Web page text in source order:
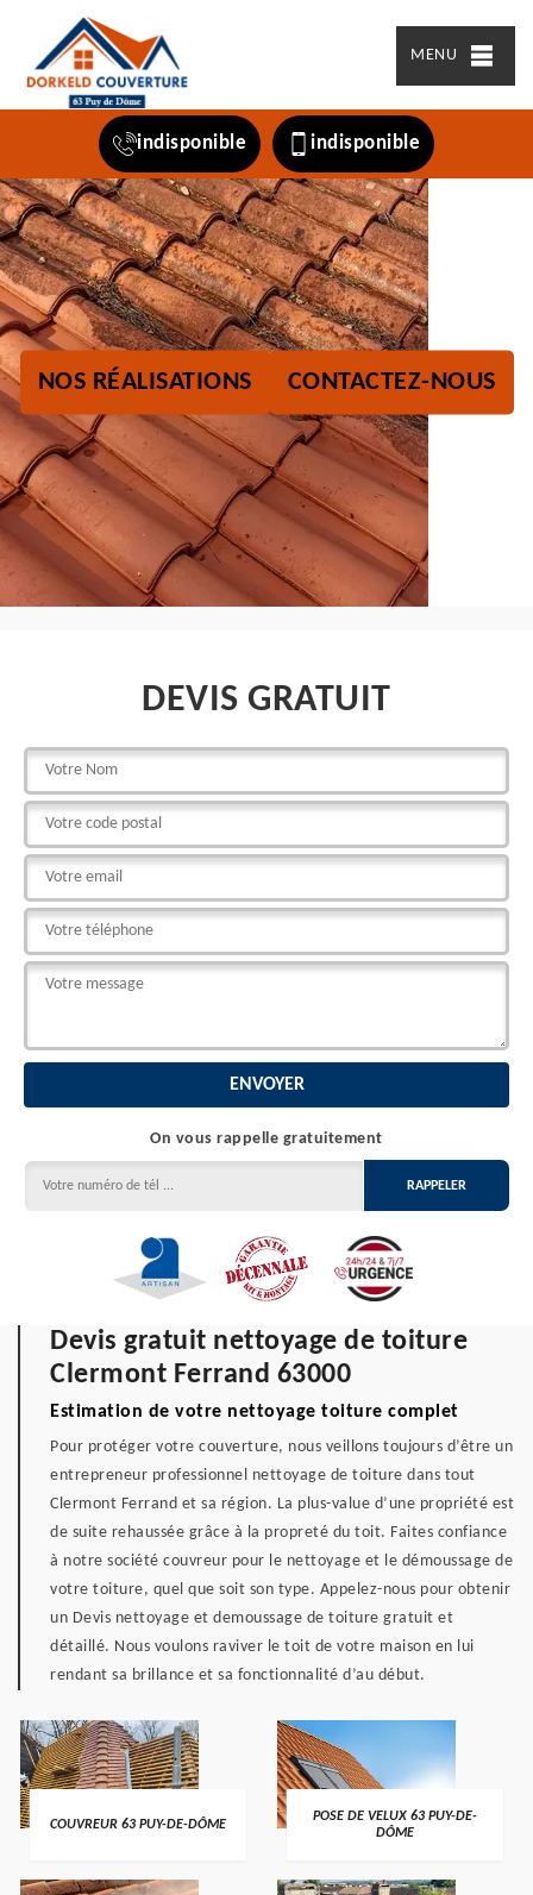
MENU
indisponible indisponible
NOS RÉALISATIONS CONTACTEZ-NOUS
DEVIS GRATUIT
On vous rappelle gratuitement
Devis gratuit nettoyage de toiture
Clermont Ferrand 63000
Estimation de votre nettoyage toiture complet
Pour protéger votre couverture, nous veillons toujours d’être un
entrepreneur professionnel nettoyage de toiture dans tout
Clermont Ferrand et sa région. La plus-value d’une propriété est
de suite rehaussée grâce à la propreté du toit. Faites confiance
à notre société couvreur pour le nettoyage et le démoussage de
votre toiture, quel que soit son type. Appelez-nous pour obtenir
un Devis nettoyage et demoussage de toiture gratuit et
détaillé. Nous voulons raviver le toit de votre maison en lui
rendant sa brillance et sa fonctionnalité d’au début.
COUVREUR 63 PUY-DE-DÔME
POSE DE VELUX 63 PUY-DE-
DÔME